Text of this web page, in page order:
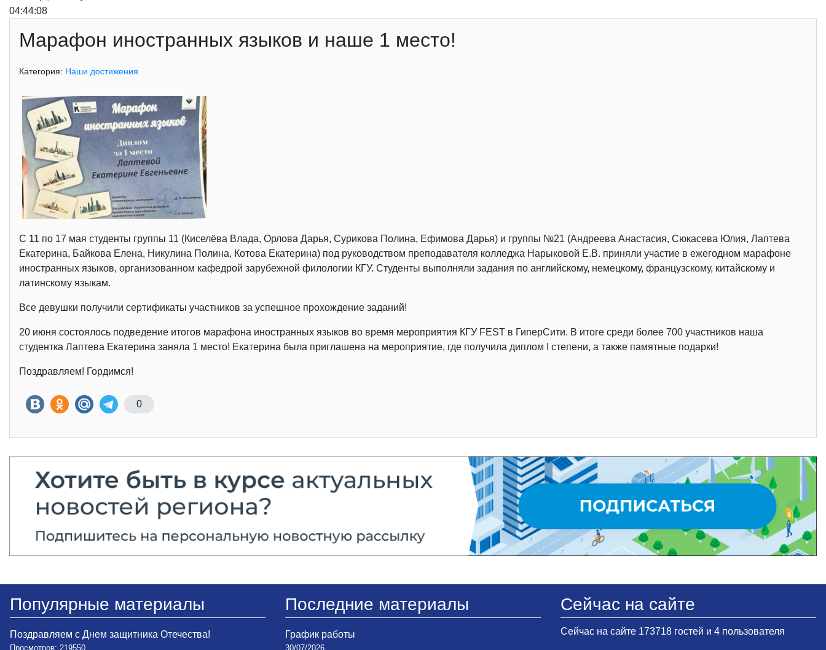
04:44:09
Марафон иностранных языков и наше 1 место!
Категория: Наши достижения
С 11 по 17 мая студенты группы 11 (Киселёва Влада, Орлова Дарья, Сурикова Полина, Ефимова Дарья) и группы №21 (Андреева Анастасия, Сюкасева Юлия, Лаптева
Екатерина, Байкова Елена, Никулина Полина, Котова Екатерина) под руководством преподавателя колледжа Нарыковой Е.В. приняли участие в ежегодном марафоне
иностранных языков, организованном кафедрой зарубежной филологии КГУ. Студенты выполняли задания по английскому, немецкому, французскому, китайскому и
латинскому языкам.
Все девушки получили сертификаты участников за успешное прохождение заданий!
20 июня состоялось подведение итогов марафона иностранных языков во время мероприятия КГУ FEST в ГиперСити. В итоге среди более 700 участников наша
студентка Лаптева Екатерина заняла 1 место! Екатерина была приглашена на мероприятие, где получила диплом I степени, а также памятные подарки!
Поздравляем! Гордимся!
0
Популярные материалы
Поздравляем с Днем защитника Отечества!
Просмотров: 219550
Последние материалы
График работы
30/07/2026
Сейчас на сайте
Сейчас на сайте 173718 гостей и 4 пользователя